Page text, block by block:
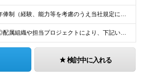
年俸制（経験、能力等を考慮のうえ当社規定により決定） 給与改定：年1回
◎配属組織や担当プロジェクトにより、下記いずれかの勤務地となります。 ※関西に本社あり※ ・東京（新宿） ・大阪（大阪市中央区） (変更の範囲)会社の定める勤務地
検討中に入れる